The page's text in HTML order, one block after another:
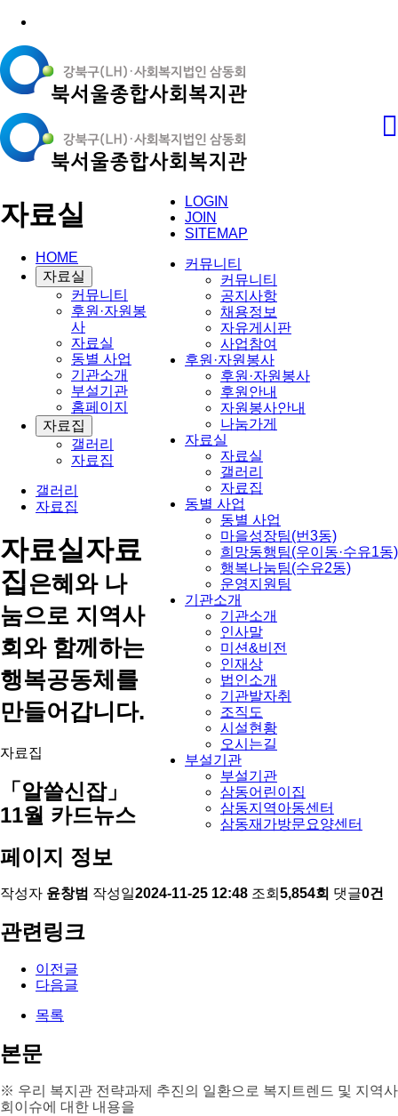
LOGIN
JOIN
SITEMAP
커뮤니티
커뮤니티
공지사항
채용정보
자유게시판
사업참여
후원·자원봉사
후원·자원봉사
후원안내
자원봉사안내
나눔가게
자료실
자료실
갤러리
자료집
동별 사업
동별 사업
마을성장팀(번3동)
희망동행팀(우이동·수유1동)
행복나눔팀(수유2동)
운영지원팀
기관소개
기관소개
인사말
미션&비전
인재상
법인소개
기관발자취
조직도
시설현황
오시는길
부설기관
부설기관
삼동어린이집
삼동지역아동센터
삼동재가방문요양센터
자료실
HOME
자료실
커뮤니티
후원·자원봉
사
자료실
동별 사업
기관소개
부설기관
홈페이지
자료집
갤러리
자료집
갤러리
자료집
자료실자료
집은혜와 나
눔으로 지역사
회와 함께하는
행복공동체를
만들어갑니다.
자료집
「알쓸신잡」
11월 카드뉴스
페이지 정보
작성자 윤창범 작성일2024-11-25 12:48 조회 5,854회 댓글0건
관련링크
이전글
다음글
목록
본문
※ 우리 복지관 전략과제 추진의 일환으로 복지트렌드 및 지역사
회이슈에 대한 내용을